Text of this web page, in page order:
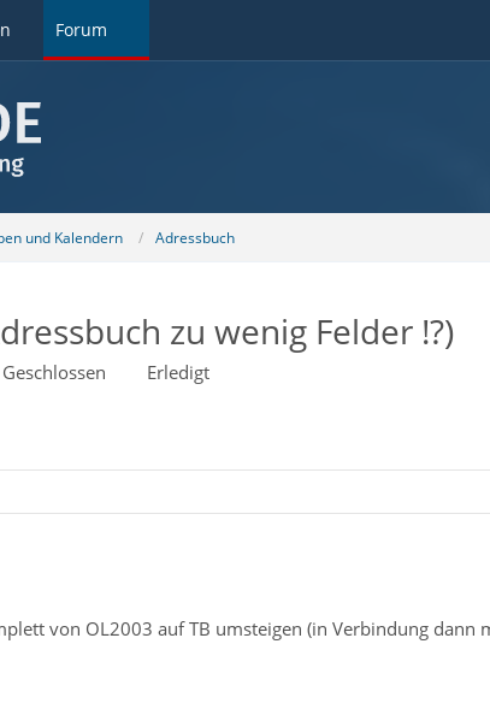
Forum
und Kalendern Adressbuch
zu wenig Felder !?)
Geschlossen Erledigt
von OL2003 auf TB umsteigen (in Verbindung